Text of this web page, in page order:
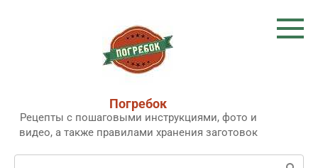
Погребок
Рецепты с пошаговыми инструкциями, фото и
видео, а также правилами хранения заготовок
Поиск: